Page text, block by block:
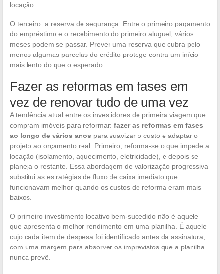
locação.
O terceiro: a reserva de segurança. Entre o primeiro pagamento
do empréstimo e o recebimento do primeiro aluguel, vários
meses podem se passar. Prever uma reserva que cubra pelo
menos algumas parcelas do crédito protege contra um início
mais lento do que o esperado.
Fazer as reformas em fases em
vez de renovar tudo de uma vez
A tendência atual entre os investidores de primeira viagem que
compram imóveis para reformar: fazer as reformas em fases
ao longo de vários anos para suavizar o custo e adaptar o
projeto ao orçamento real. Primeiro, reforma-se o que impede a
locação (isolamento, aquecimento, eletricidade), e depois se
planeja o restante. Essa abordagem de valorização progressiva
substitui as estratégias de fluxo de caixa imediato que
funcionavam melhor quando os custos de reforma eram mais
baixos.
O primeiro investimento locativo bem-sucedido não é aquele
que apresenta o melhor rendimento em uma planilha. É aquele
cujo cada item de despesa foi identificado antes da assinatura,
com uma margem para absorver os imprevistos que a planilha
nunca prevê.